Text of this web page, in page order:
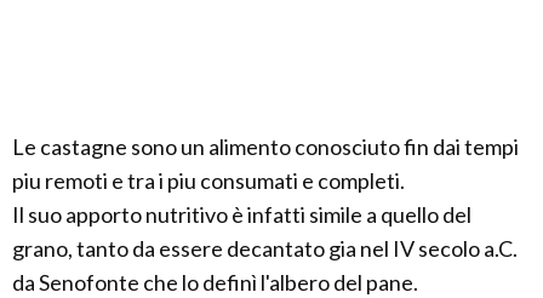
Le castagne sono un alimento conosciuto fin dai tempi
piu remoti e tra i piu consumati e completi.
Il suo apporto nutritivo è infatti simile a quello del
grano, tanto da essere decantato gia nel IV secolo a.C.
da Senofonte che lo definì l'albero del pane.